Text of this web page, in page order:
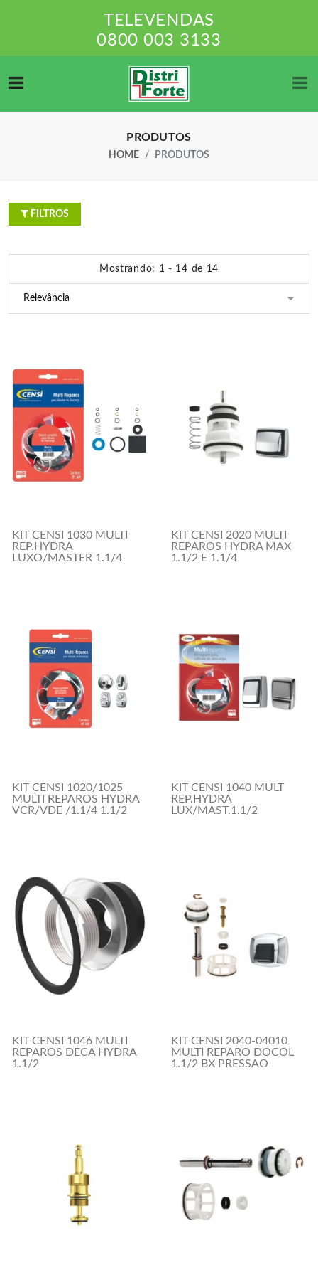
TELEVENDAS
0800 003 3133
PRODUTOS
HOME PRODUTOS
FILTROS
Mostrando: 1 - 14 de 14
KIT CENSI 1030 MULTI
REP.HYDRA
LUXO/MASTER 1.1/4
KIT CENSI 2020 MULTI
REPAROS HYDRA MAX
1.1/2 E 1.1/4
KIT CENSI 1020/1025
MULTI REPAROS HYDRA
VCR/VDE /1.1/4 1.1/2
KIT CENSI 1040 MULT
REP.HYDRA
LUX/MAST.1.1/2
KIT CENSI 1046 MULTI
REPAROS DECA HYDRA
1.1/2
KIT CENSI 2040-04010
MULTI REPARO DOCOL
1.1/2 BX PRESSAO